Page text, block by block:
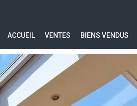
ACCUEIL VENTES BIENS VENDUS